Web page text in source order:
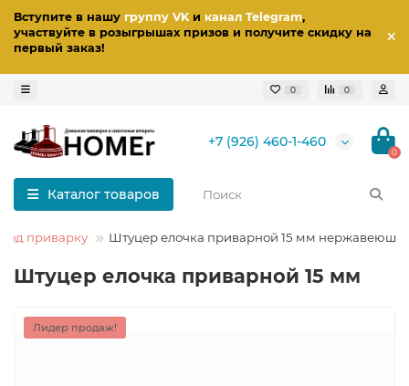
Вступите в нашу группу VKи канал Telegram,
участвуйте в розыгрышах призов и получите скидку на
первый заказ!
0 0
+7 (926) 460-1-460
0
Каталог товаров
приварку Штуцер елочка приварной 15 мм
Штуцер елочка приварной 15 мм
Лидер продаж!